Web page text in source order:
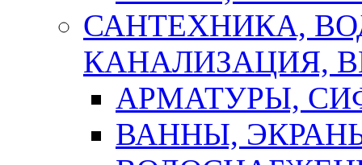
САНТЕХНИКА,
КАНАЛИЗАЦИЯ,
АРМАТУРЫ,
ВАННЫ,